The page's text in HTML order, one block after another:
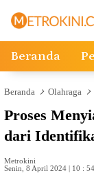
Beranda
Beranda Olahraga
Proses
dari
Metrokini
Senin, 8 April 2024 | 10 : 54